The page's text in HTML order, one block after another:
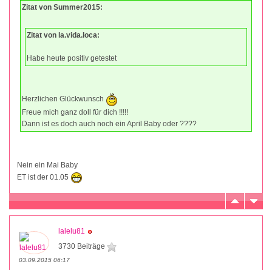
Zitat von Summer2015:
Zitat von la.vida.loca:
Habe heute positiv getestet
Herzlichen Glückwunsch
Freue mich ganz doll für dich !!!!!
Dann ist es doch auch noch ein April Baby oder ????
Nein ein Mai Baby
ET ist der 01.05
lalelu81
3730 Beiträge
03.09.2015 06:17